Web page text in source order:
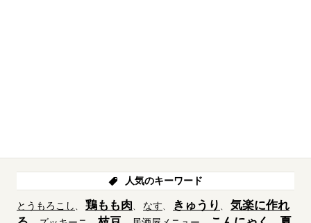
人気のキーワード
とうもろこし 鶏もも肉 なす きゅうり
気楽に作れ